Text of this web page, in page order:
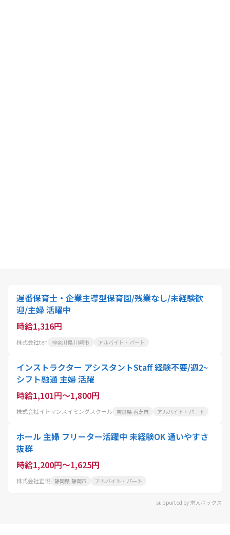
遅番保育士・企業主導型保育園/残業なし/未経験歓
迎/主婦 活躍中
時給1,316円
株式会社ten 神奈川県 川崎市 アルバイト・パート
インストラクター アシスタントStaff 経験不要/週2~
シフト融通 主婦 活躍
時給1,101円～1,800円
株式会社イトマンスイミングスクール 奈良県 香芝市 アルバイト・パート
ホール 主婦 フリーター活躍中 未経験OK 通いやすさ
抜群
時給1,200円～1,625円
株式会社正悦 静岡県 静岡市 アルバイト・パート
supported by 求人ボックス